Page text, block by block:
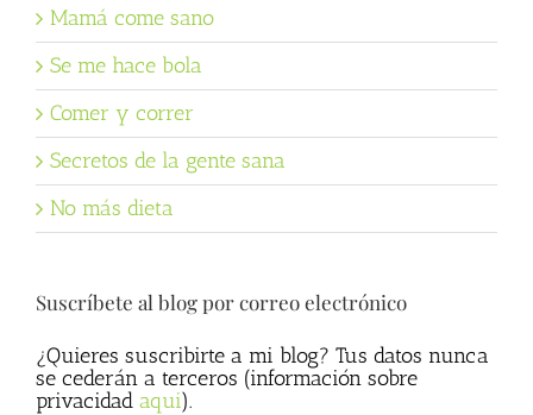
Mamá come sano
Se me hace bola
Comer y correr
Secretos de la gente sana
No más dieta
Suscríbete al blog por correo electrónico
¿Quieres suscribirte a mi blog? Tus datos nunca
se cederán a terceros (información sobre
privacidad aqui).